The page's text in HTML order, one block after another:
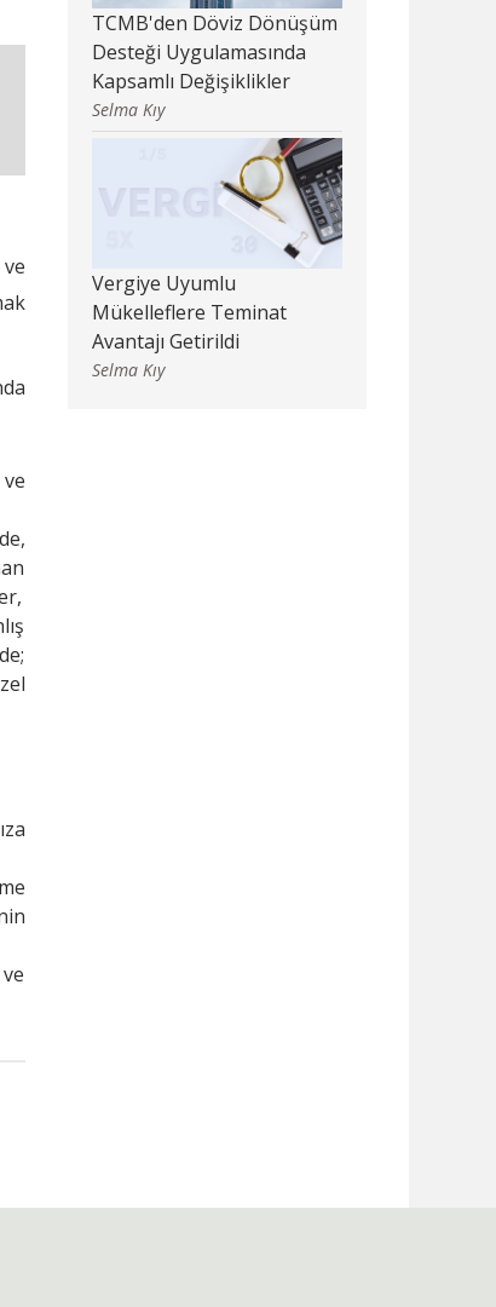
TCMB'den Döviz Dönüşüm
Desteği Uygulamasında
Kapsamlı Değişiklikler
Selma Kıy
Vergiye Uyumlu
Mükelleflere Teminat
Avantajı Getirildi
Selma Kıy